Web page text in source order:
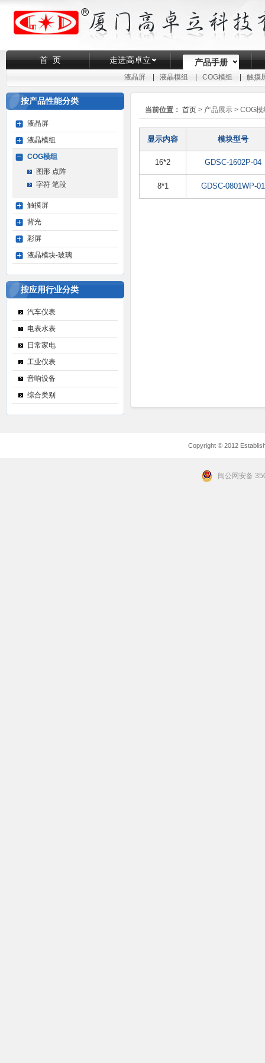
首 页 走进高卓立 产品手册
液晶屏 液晶模组 COG模组 触摸
按产品性能分类
液晶屏
液晶模组
COG模组
图形 点阵
字符 笔段
触摸屏
背光
彩屏
液晶模块-玻璃
按应用行业分类
汽车仪表
电表水表
日常家电
工业仪表
音响设备
综合类别
当前位置： 首页 > 产品展示 > COG
显示内容 模块型号
16*2 GDSC-1602P-04
8*1 GDSC-0801WP-01
Copyright © 2012
闽公网安备